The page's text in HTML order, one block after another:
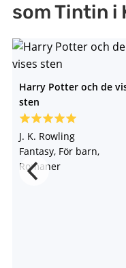
som Tintin i
Harry Potter och de
sten
J. K. Rowling
Fantasy, För barn,
Romaner